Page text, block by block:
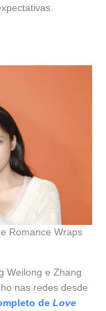
Romance Wraps
Weilong e Zhang
nas redes desde
de Love